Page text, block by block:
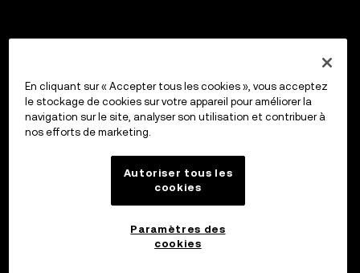
En cliquant sur « Accepter tous les cookies », vous acceptez
le stockage de cookies sur votre appareil pour améliorer la
navigation sur le site, analyser son utilisation et contribuer à
nos efforts de marketing.
Autoriser tous les
cookies
Paramètres des
cookies